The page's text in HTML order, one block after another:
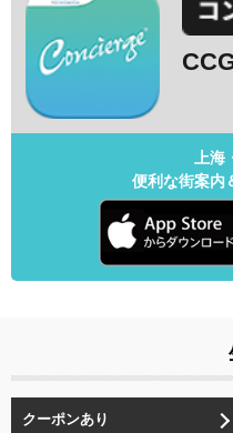
上海
便利な街案内
クーポンあり